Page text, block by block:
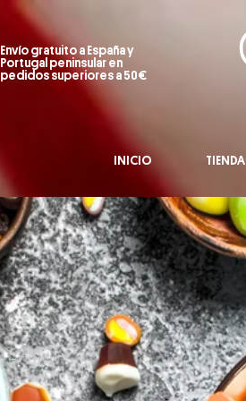
Envío gratuito a España y
Portugal peninsular en
pedidos superiores a 50€
INICIO TIENDA